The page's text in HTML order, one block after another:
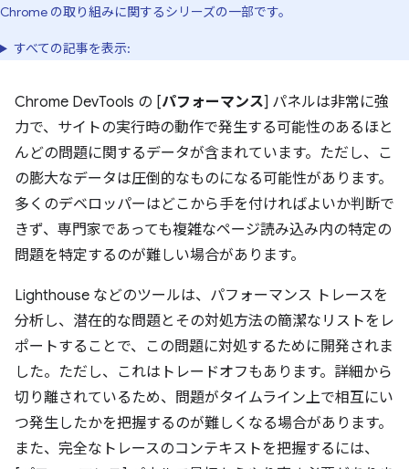
Chrome の取り組みに関するシリーズの一部です。
すべての記事を表示:
Chrome DevTools の [パフォーマンス] パネルは非常に強
力で、サイトの実行時の動作で発生する可能性のあるほと
んどの問題に関するデータが含まれています。ただし、こ
の膨大なデータは圧倒的なものになる可能性があります。
多くのデベロッパーはどこから手を付ければよいか判断で
きず、専門家であっても複雑なページ読み込み内の特定の
問題を特定するのが難しい場合があります。
Lighthouse などのツールは、パフォーマンス トレースを
分析し、潜在的な問題とその対処方法の簡潔なリストをレ
ポートすることで、この問題に対処するために開発されま
した。ただし、これはトレードオフもあります。詳細から
切り離されているため、問題がタイムライン上で相互にい
つ発生したかを把握するのが難しくなる場合があります。
また、完全なトレースのコンテキストを把握するには、